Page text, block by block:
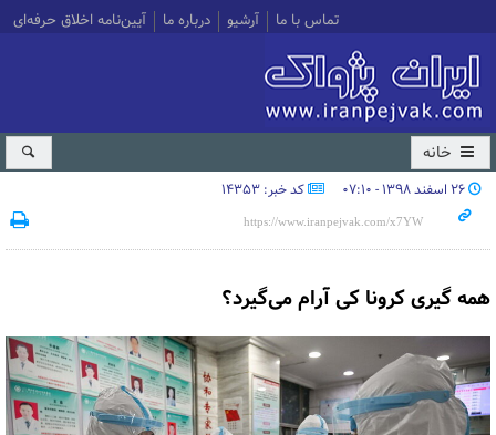
تماس با ما آرشیو درباره ما آیین‌نامه اخلاق حرفه‌ای
خانه
۲۶ اسفند ۱۳۹۸ - ۰۷:۱۰ کد خبر: 14353
همه گیری کرونا کی آرام می‌گیرد؟